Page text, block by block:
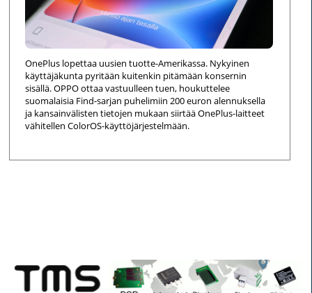
OnePlus lopettaa uusien tuotte-Amerikassa. Nykyinen
käyttäjäkunta pyritään kuitenkin pitämään konsernin
sisällä. OPPO ottaa vastuulleen tuen, houkuttelee
suomalaisia Find-sarjan puhelimiin 200 euron alennuksella
ja kansainvälisten tietojen mukaan siirtää OnePlus-laitteet
vähitellen ColorOS-käyttöjärjestelmään.